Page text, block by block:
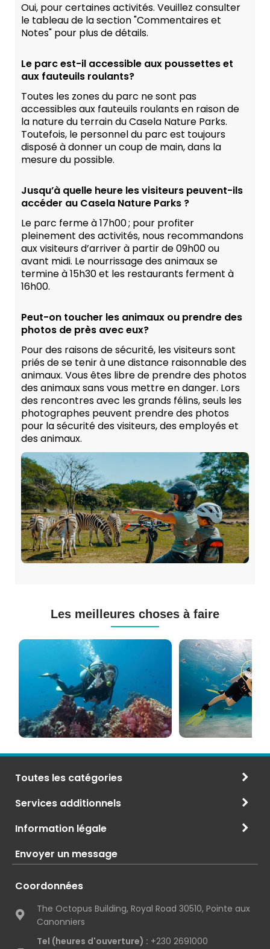
Oui, pour certaines activités. Veuillez consulter
le tableau de la section "Commentaires et
Notes" pour plus de détails.
Le parc est-il accessible aux poussettes et
aux fauteuils roulants?
Toutes les zones du parc ne sont pas
accessibles aux fauteuils roulants en raison de
la nature du terrain du Casela Nature Parks.
Toutefois, le personnel du parc est toujours
disposé à donner un coup de main, dans la
mesure du possible.
Jusqu’à quelle heure les visiteurs peuvent-ils
accéder au Casela Nature Parks ?
Le parc ferme à 17h00 ; pour profiter
pleinement des activités, nous recommandons
aux visiteurs d’arriver à partir de 09h00 ou
avant midi. Le nourrissage des animaux se
termine à 15h30 et les restaurants ferment à
16h00.
Peut-on toucher les animaux ou prendre des
photos de près avec eux?
Pour des raisons de sécurité, les visiteurs sont
priés de se tenir à une distance raisonnable des
animaux. Vous êtes libre de prendre des photos
des animaux sans vous mettre en danger. Lors
des rencontres avec les grands félins, seuls les
photographes peuvent prendre des photos
pour la sécurité des visiteurs, des employés et
des animaux.
Les meilleures choses à faire
de
Sous-
marine
à
Maurice
Toutes les catégories
Services additionnels
Information légale
Envoyer un message
Coordonnées
The Octopus Building, Royal Road 30510, Pointe aux
Canonniers
Tel (heures d'ouverture) : +230 2691000